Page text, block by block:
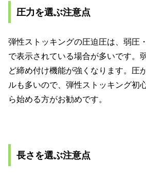
圧力を選ぶ注意点
弾性ストッキングの圧迫圧は、弱圧
で表示されている場合が多いです。
ど締め付け機能が強くなります。圧
ルも多いので、弾性ストッキング初
ら始める方がお勧めです。
長さを選ぶ注意点